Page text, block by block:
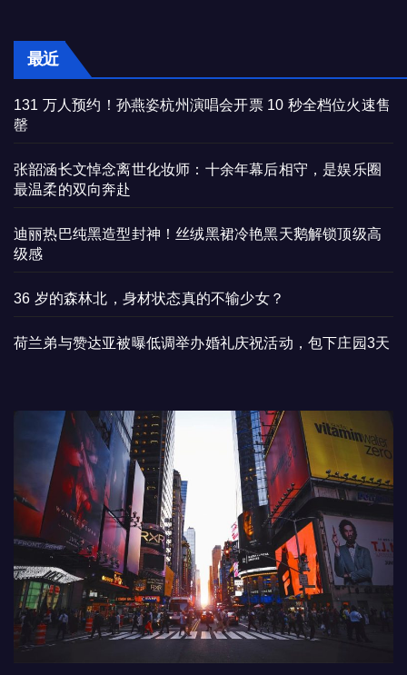
最近
131 万人预约！孙燕姿杭州演唱会开票 10 秒全档位火速售
罄
张韶涵长文悼念离世化妆师：十余年幕后相守，是娱乐圈
最温柔的双向奔赴
迪丽热巴纯黑造型封神！丝绒黑裙冷艳黑天鹅解锁顶级高
级感
36 岁的森林北，身材状态真的不输少女？
荷兰弟与赞达亚被曝低调举办婚礼庆祝活动，包下庄园3天